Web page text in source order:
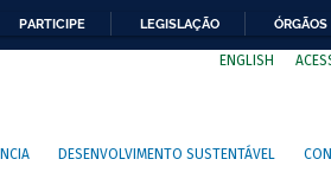
PARTICIPE LEGISLAÇÃO
ENGLISH
DESENVOLVIMENTO SUSTENTÁVEL